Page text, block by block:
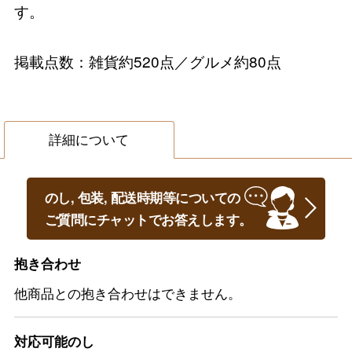
す。
掲載点数：雑貨約520点／グルメ約80点
詳細について
のし, 包装, 配送時期等についての
ご質問にチャットでお答えします。
抱き合わせ
他商品との抱き合わせはできません。
対応可能のし